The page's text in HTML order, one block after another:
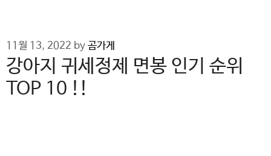
11월 13, 2022 by 곰가게
강아지 귀세정제 면봉 인기 순위
TOP 10 !!